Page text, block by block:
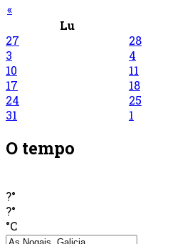
«
Lu
27
28
3
4
10
11
17
18
24
25
31
1
O tempo
?°
?°
°C